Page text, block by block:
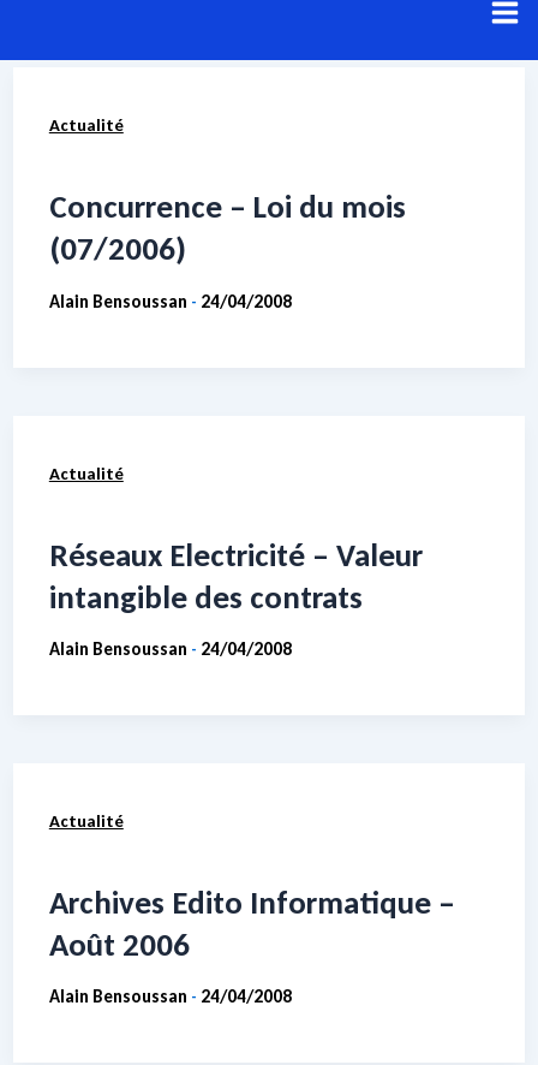
au
Actualité
Concurrence – Loi du mois
(07/2006)
Alain Bensoussan - 24/04/2008
Actualité
Réseaux Electricité – Valeur
intangible des contrats
Alain Bensoussan - 24/04/2008
Actualité
Archives Edito Informatique –
Août 2006
Alain Bensoussan - 24/04/2008